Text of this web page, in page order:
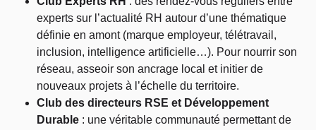
experts sur l’actualité RH autour d’une thématique
définie en amont (marque employeur, télétravail,
inclusion, intelligence artificielle…). Pour nourrir son
réseau, asseoir son ancrage local et initier de
nouveaux projets à l’échelle du territoire.
Club des directeurs RSE et Développement
Durable : une véritable communauté permettant de